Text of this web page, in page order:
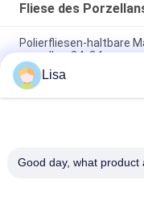
Fliese des
Polierfliesen-haltbare
porzellan-24x24
Porzellan-Fliesen-/
Millimeter des
Gelbe Unglazed
Lisa
Good day, what